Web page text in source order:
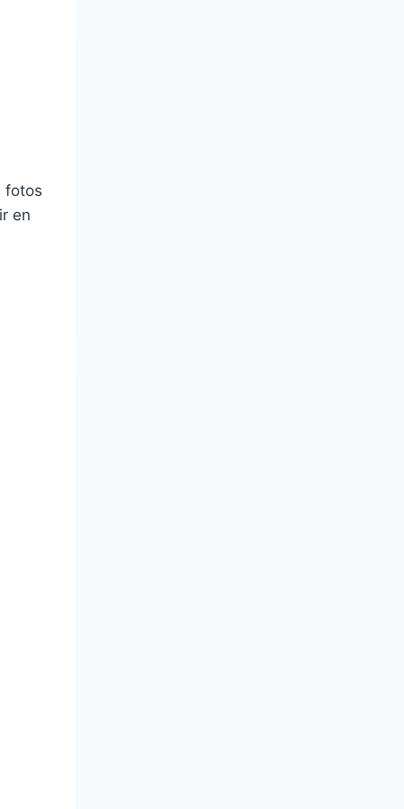
fotos
en